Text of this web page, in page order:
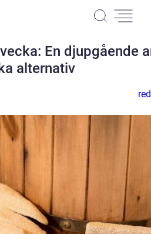
En djupgående
alternativ